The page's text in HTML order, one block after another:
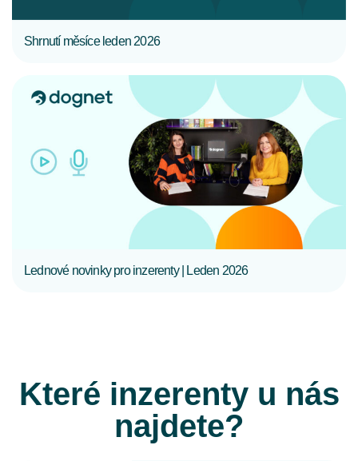
Shrnutí měsíce leden 2026
CELÝ ČLÁNEK
Lednové novinky pro inzerenty | Leden 2026
Které inzerenty u nás
najdete?